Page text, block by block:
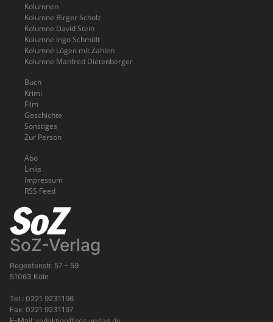
Kolumnen
Kolumne Birger Scholz
Kolumne David Stein
Kolumne Ingo Schmidt
Kolumne Lügen mit Zahlen
Kolumne Manfred Dietenberger
Buch
Krimi
Film
Geschichte
Sonstiges
Zur Person
Abo
Links
Impressum
RSS Feed
SoZ-Verlag
Regentenstr. 57 - 59
51063 Köln
Tel.: 0221 9231196
Fax: 0221 9231197